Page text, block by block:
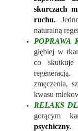
skurczach
ruchu.
naturalną
POPRAWA
głębiej w
co skutkuje
zmęczenia,
kwasu
RELAKS
gorącym
psychiczny.